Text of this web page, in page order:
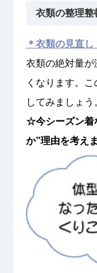
衣類の整理整
＊衣類の見直し
衣類の絶対量が
くなります。
してみましょう
☆今シーズン着
か”理由を考え